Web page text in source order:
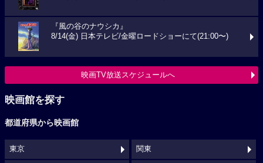
『風の谷のナウシカ』
8/14(金) 日本テレビ/金曜ロードショーにて(21:00〜)
映画TV放送スケジュールへ
映画館を探す
都道府県から映画館
東京 関東